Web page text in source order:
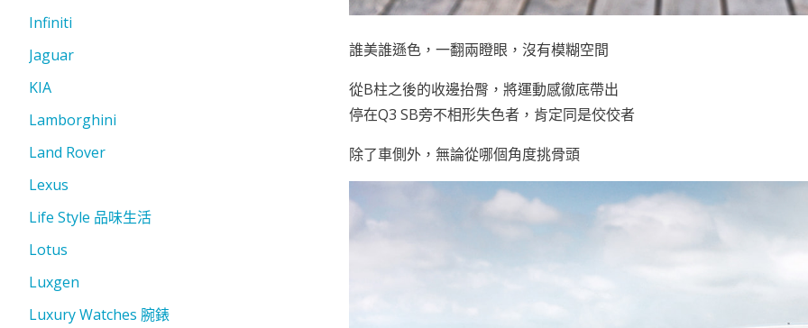
誰美誰遜色，一翻兩瞪眼，沒有模糊空間
從B柱之後的收邊抬臀，將運動感徹底帶出
停在Q3 SB旁不相形失色者，肯定同是佼佼者
除了車側外，無論從哪個角度挑骨頭
Infiniti
Jaguar
KIA
Lamborghini
Land Rover
Lexus
Life Style 品味生活
Lotus
Luxgen
Luxury Watches 腕錶